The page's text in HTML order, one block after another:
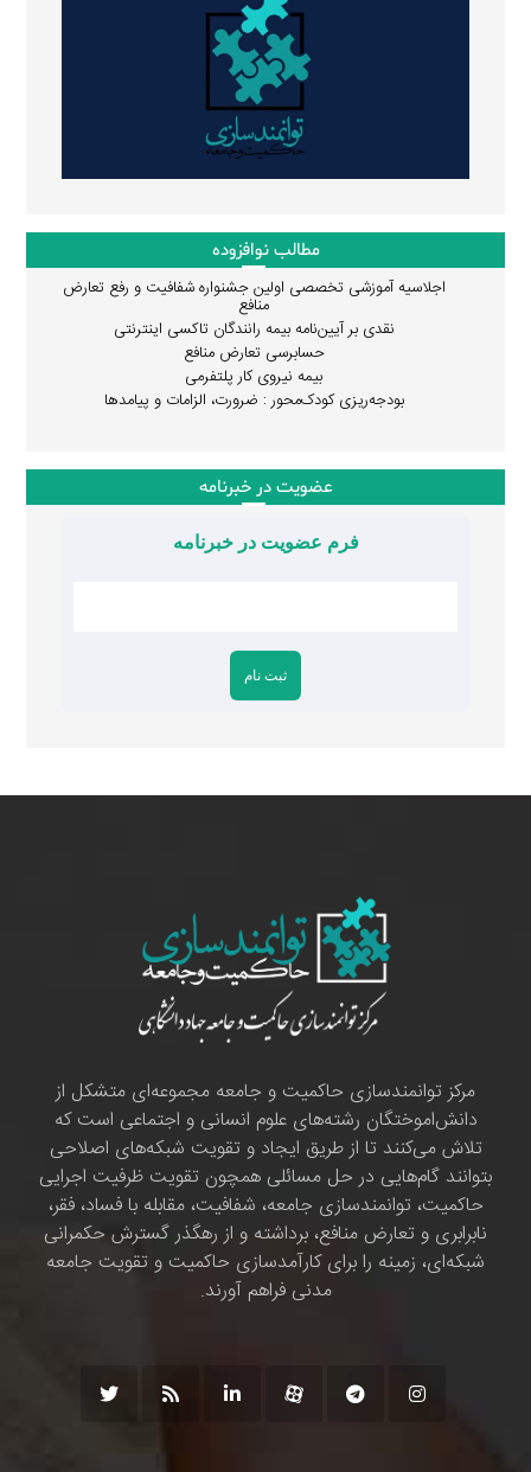
مطالب نوافزوده
اجلاسیه آموزشی تخصصی اولین جشنواره شفافیت و رفع تعارض
منافع
نقدی بر آیین‌نامه بیمه رانندگان تاکسی اینترنتی
حسابرسی تعارض منافع
بیمه نیروی کار پلتفرمی
بودجه‌ریزی کودک‌محور : ضرورت، الزامات و پیامدها
عضویت در خبرنامه
فرم عضویت در خبرنامه
مرکز توانمندسازی حاکمیت و جامعه مجموعه‌ای متشکل از
دانش‌اموختگان رشته‌های علوم انسانی و اجتماعی است که
تلاش می‌کنند تا از طریق ایجاد و تقویت شبکه‌های اصلاحی
بتوانند گام‌هایی در حل مسائلی همچون تقویت ظرفیت اجرایی
حاکمیت، توانمندسازی جامعه، شفافیت، مقابله با فساد، فقر،
نابرابری و تعارض منافع، برداشته و از رهگذر گسترش حکمرانی
شبکه‌ای، زمینه را برای کارآمدسازی حاکمیت و تقویت جامعه
مدنی فراهم آورند.